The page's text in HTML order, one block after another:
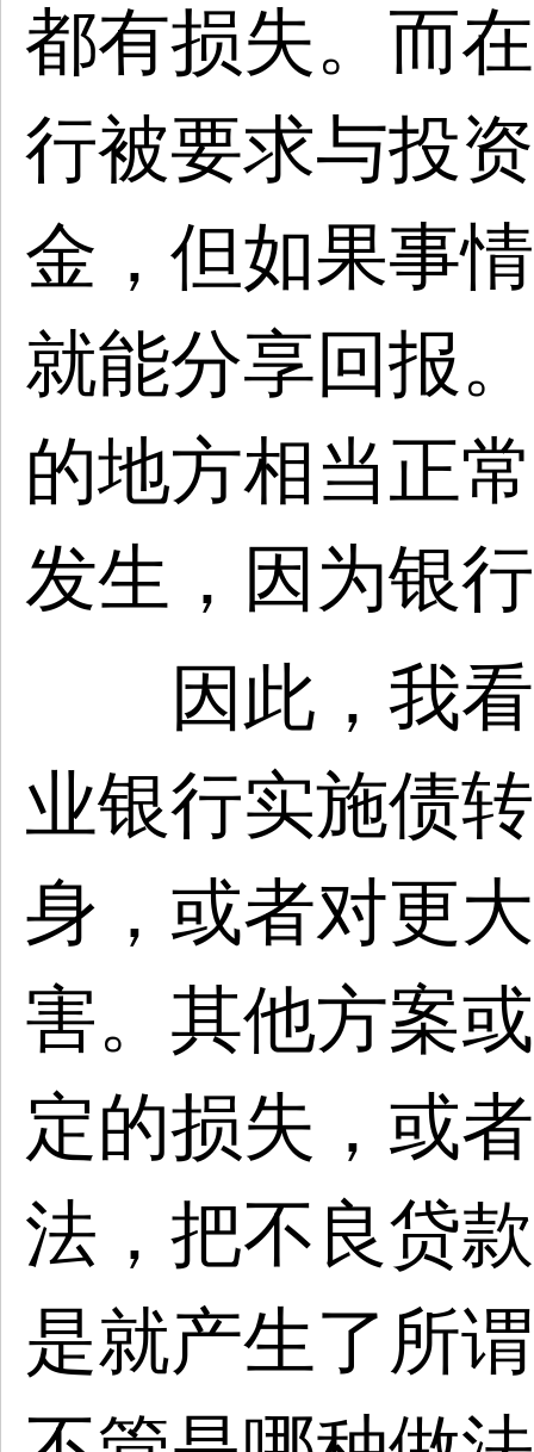
都有损失。而
行被要求与投
金，但如果事
就能分享回报
的地方相当正
发生，因为银
因此，我看
业银行实施债
身，或者对更
害。其他方案
定的损失，或
法，把不良贷
是就产生了所